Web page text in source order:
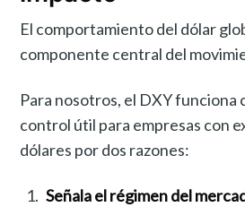
El comportamiento del dólar
componente central del
Para nosotros, el DXY funciona
control útil para empresas con
dólares por dos razones:
Señala el régimen del